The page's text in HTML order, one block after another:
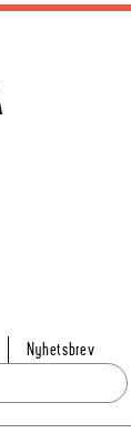
Nyhetsbrev